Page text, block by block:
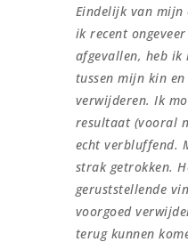
Eindelijk van
ik recent
afgevallen, heb
tussen mijn kin
verwijderen. Ik
resultaat (vooral
echt verbluffend.
strak getrokken.
geruststellende
voorgoed
terug kunnen